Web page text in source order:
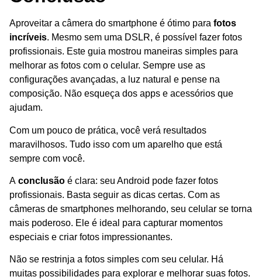
Aproveitar a câmera do smartphone é ótimo para fotos
incríveis. Mesmo sem uma DSLR, é possível fazer fotos
profissionais. Este guia mostrou maneiras simples para
melhorar as fotos com o celular. Sempre use as
configurações avançadas, a luz natural e pense na
composição. Não esqueça dos apps e acessórios que
ajudam.
Com um pouco de prática, você verá resultados
maravilhosos. Tudo isso com um aparelho que está
sempre com você.
A conclusão é clara: seu Android pode fazer fotos
profissionais. Basta seguir as dicas certas. Com as
câmeras de smartphones melhorando, seu celular se torna
mais poderoso. Ele é ideal para capturar momentos
especiais e criar fotos impressionantes.
Não se restrinja a fotos simples com seu celular. Há
muitas possibilidades para explorar e melhorar suas fotos.